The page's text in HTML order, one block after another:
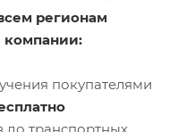
регионам
компании:
покупателями